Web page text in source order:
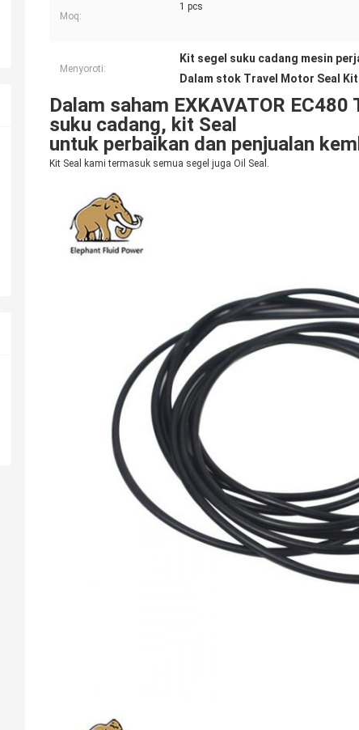
Moq:
1 pcs
Menyoroti:
Kit segel suku cadang mesin
Dalam stok Travel Motor Seal Kit
Dalam saham EXKAVATOR
suku cadang, kit Seal
untuk perbaikan dan penjualan
Kit Seal kami termasuk semua segel juga Oil Seal.